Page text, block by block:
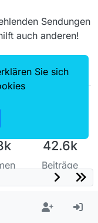
Sendungen
auch anderen!
42.6k
Beiträge
Sie sich